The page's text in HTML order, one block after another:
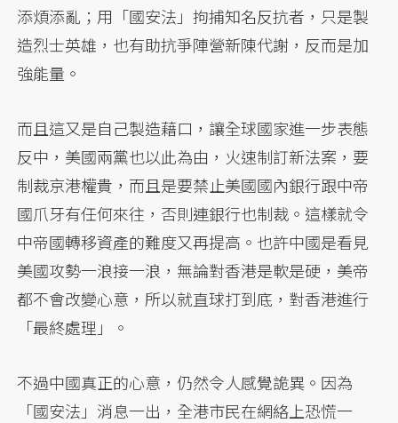
添煩添亂；用「國安法」拘捕知名反抗者，只是製
造烈士英雄，也有助抗爭陣營新陳代謝，反而是加
強能量。
而且這又是自己製造藉口，讓全球國家進一步表態
反中，美國兩黨也以此為由，火速制訂新法案，要
制裁京港權貴，而且是要禁止美國國內銀行跟中帝
國爪牙有任何來往，否則連銀行也制裁。這樣就令
中帝國轉移資產的難度又再提高。也許中國是看見
美國攻勢一浪接一浪，無論對香港是軟是硬，美帝
都不會改變心意，所以就直球打到底，對香港進行
「最終處理」。
不過中國真正的心意，仍然令人感覺詭異。因為
「國安法」消息一出，全港市民在網絡上恐慌一